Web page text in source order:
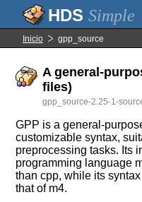
Simple
Inicio gpp_source
A general-
files)
gpp_source-2.25-1-
GPP is a general-
customizable syntax,
preprocessing tasks. Its
programming language
than cpp, while its
that of m4.